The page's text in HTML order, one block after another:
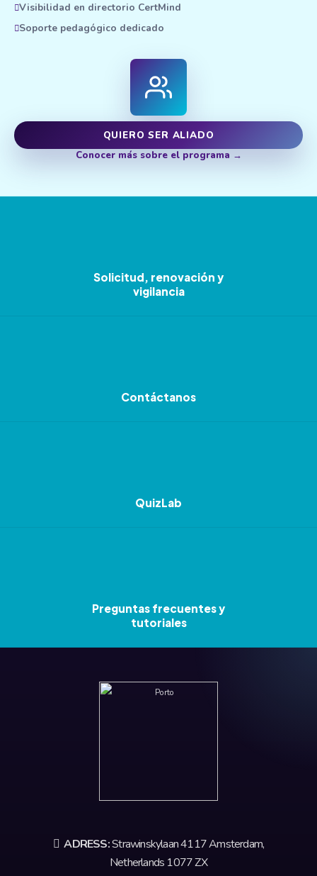
Visibilidad en directorio CertMind
Soporte pedagógico dedicado
QUIERO SER ALIADO
Conocer más sobre el programa
Solicitud, renovación y
vigilancia
Contáctanos
QuizLab
Preguntas frecuentes y
tutoriales
ADRESS:Strawinskylaan 4117 Amsterdam,
Netherlands 1077 ZX